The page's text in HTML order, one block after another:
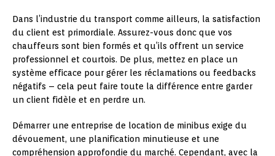
Dans l’industrie du transport comme ailleurs, la satisfaction
du client est primordiale. Assurez-vous donc que vos
chauffeurs sont bien formés et qu’ils offrent un service
professionnel et courtois. De plus, mettez en place un
système efficace pour gérer les réclamations ou feedbacks
négatifs – cela peut faire toute la différence entre garder
un client fidèle et en perdre un.
Démarrer une entreprise de location de minibus exige du
dévouement, une planification minutieuse et une
compréhension approfondie du marché. Cependant, avec la